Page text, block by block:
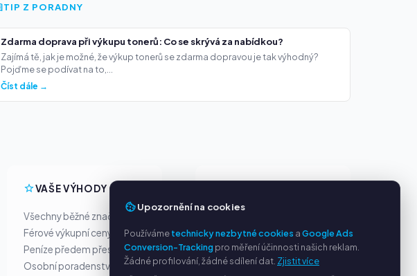
TIP Z PORADNY
Zdarma doprava při výkupu tonerů: Co se skrývá za nabídkou?
Zajímá tě, jak je možné, že výkup tonerů se zdarma dopravou je tak výhodný?
Pojďme se podívat na to,...
Číst dále →
VAŠE VÝHODY
Všechny běžné značky
Férové výkupní ceny
Peníze předem přes PayPal
Osobní poradenství
Ochrana osobních údajů
Kontakt / Právní informace
Časté dotazy (FAQ)
Upozornění na cookies
Používámetechnicky nezbytné cookies aGoogle Ads
Conversion-Trackingpro měření účinnosti našich reklam.
Žádné profilování, žádné sdílení dat. Zjistit více